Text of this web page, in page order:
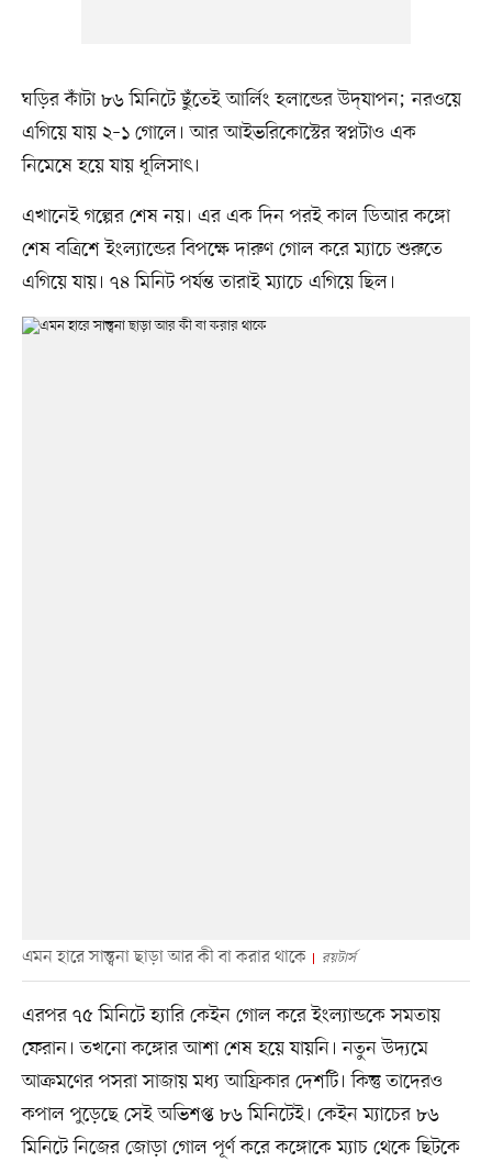
ঘড়ির কাঁটা ৮৬ মিনিটে ছুঁতেই আর্লিং হলান্ডের উদ্‌যাপন; নরওয়ে
এগিয়ে যায় ২–১ গোলে। আর আইভরিকোস্টের স্বপ্নটাও এক
নিমেষে হয়ে যায় ধূলিসাৎ।‎
এখানেই গল্পের শেষ নয়। এর এক দিন পরই কাল ডিআর কঙ্গো
শেষ বত্রিশে ইংল্যান্ডের বিপক্ষে দারুণ গোল করে ম্যাচে শুরুতে
এগিয়ে যায়। ৭৪ মিনিট পর্যন্ত তারাই ম্যাচে এগিয়ে ছিল।
এমন হারে সান্ত্বনা ছাড়া আর কী বা করার থাকে রয়টার্স
এরপর ৭৫ মিনিটে হ্যারি কেইন গোল করে ইংল্যান্ডকে সমতায়
ফেরান। তখনো কঙ্গোর আশা শেষ হয়ে যায়নি। নতুন উদ্যমে
আক্রমণের পসরা সাজায় মধ্য আফ্রিকার দেশটি। কিন্তু তাদেরও
কপাল পুড়েছে সেই অভিশপ্ত ৮৬ মিনিটেই। কেইন ম্যাচের ৮৬
মিনিটে নিজের জোড়া গোল পূর্ণ করে কঙ্গোকে ম্যাচ থেকে ছিটকে